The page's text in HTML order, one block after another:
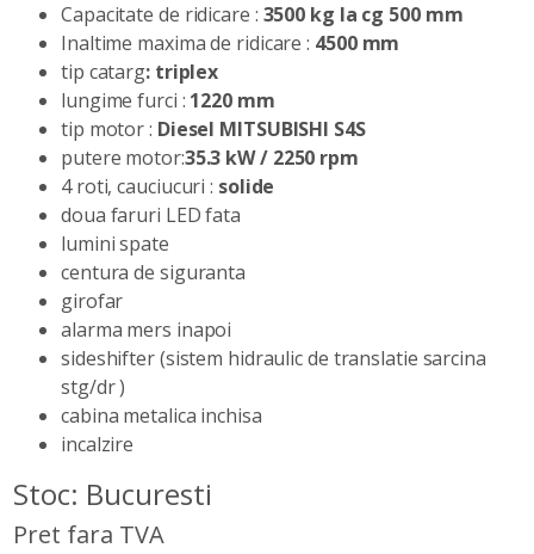
Capacitate de ridicare : 3500 kg la cg 500 mm
Inaltime maxima de ridicare : 4500 mm
tip catarg: triplex
lungime furci : 1220 mm
tip motor : Diesel MITSUBISHI S4S
putere motor:35.3 kW / 2250 rpm
4 roti, cauciucuri : solide
doua faruri LED fata
lumini spate
centura de siguranta
girofar
alarma mers inapoi
sideshifter (sistem hidraulic de translatie sarcina
stg/dr )
cabina metalica inchisa
incalzire
Stoc: Bucuresti
Pret fara TVA